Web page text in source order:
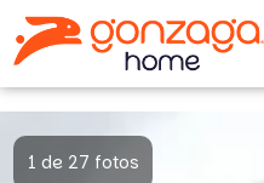
1 de 27 fotos